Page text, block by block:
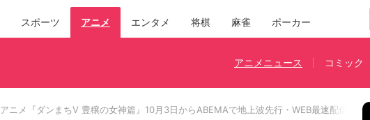
スポーツ アニメ エンタメ 将棋 麻雀 ポーカー
アニメニュース コミック
アニメ『ダンまちV 豊穣の女神篇』10月3日からABEMAで地上波先行・WEB最速配信が決定